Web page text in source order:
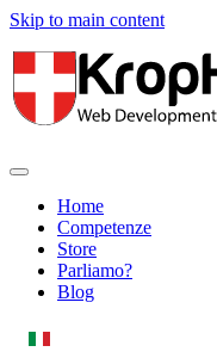
Skip to main content
Home
Competenze
Store
Parliamo?
Blog